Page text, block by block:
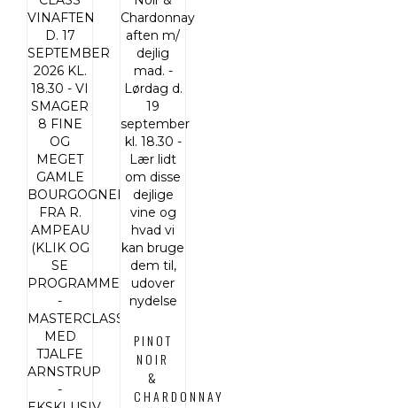
PINOT
NOIR
&
CHARDONNAY